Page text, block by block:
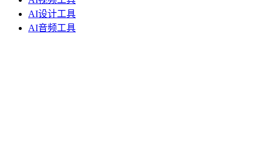
AI设计工具
AI音频工具